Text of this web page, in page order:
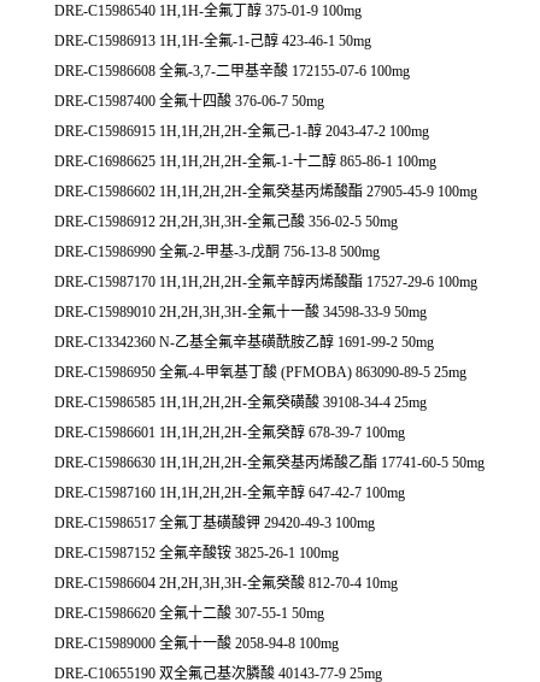
DRE-C15986540 1H,1H-全氟丁醇 375-01-9 100mg
DRE-C15986913 1H,1H-全氟-1-己醇 423-46-1 50mg
DRE-C15986608 全氟-3,7-二甲基辛酸 172155-07-6 100mg
DRE-C15987400 全氟十四酸 376-06-7 50mg
DRE-C15986915 1H,1H,2H,2H-全氟己-1-醇 2043-47-2 100mg
DRE-C16986625 1H,1H,2H,2H-全氟-1-十二醇 865-86-1 100mg
DRE-C15986602 1H,1H,2H,2H-全氟癸基丙烯酸酯 27905-45-9 100mg
DRE-C15986912 2H,2H,3H,3H-全氟己酸 356-02-5 50mg
DRE-C15986990 全氟-2-甲基-3-戊酮 756-13-8 500mg
DRE-C15987170 1H,1H,2H,2H-全氟辛醇丙烯酸酯 17527-29-6 100mg
DRE-C15989010 2H,2H,3H,3H-全氟十一酸 34598-33-9 50mg
DRE-C13342360 N-乙基全氟辛基磺酰胺乙醇 1691-99-2 50mg
DRE-C15986950 全氟-4-甲氧基丁酸 (PFMOBA) 863090-89-5 25mg
DRE-C15986585 1H,1H,2H,2H-全氟癸磺酸 39108-34-4 25mg
DRE-C15986601 1H,1H,2H,2H-全氟癸醇 678-39-7 100mg
DRE-C15986630 1H,1H,2H,2H-全氟癸基丙烯酸乙酯 17741-60-5 50mg
DRE-C15987160 1H,1H,2H,2H-全氟辛醇 647-42-7 100mg
DRE-C15986517 全氟丁基磺酸钾 29420-49-3 100mg
DRE-C15987152 全氟辛酸铵 3825-26-1 100mg
DRE-C15986604 2H,2H,3H,3H-全氟癸酸 812-70-4 10mg
DRE-C15986620 全氟十二酸 307-55-1 50mg
DRE-C15989000 全氟十一酸 2058-94-8 100mg
DRE-C10655190 双全氟己基次膦酸 40143-77-9 25mg